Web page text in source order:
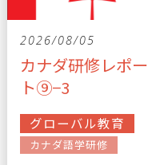
2026/08/05
カナダ研修レポー
ト⑨−3
グローバル教育
カナダ語学研修